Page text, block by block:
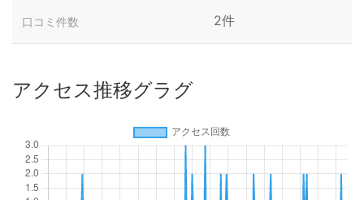
口コミ件数 2件
アクセス推移グラグ